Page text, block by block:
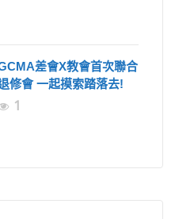
差會X教會首次聯合
修會 一起摸索踏落去!
1